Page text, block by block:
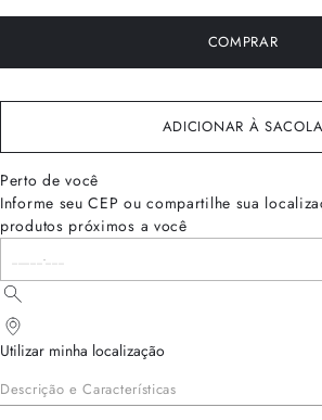
COMPRAR
ADICIONAR À SACOLA
Perto de você
Informe seu CEP ou compartilhe sua
produtos próximos a você
Utilizar minha localização
Descrição e Características